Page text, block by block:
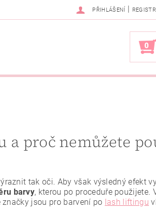
PŘIHLÁŠENÍ |
0
a proč nemůžete
tak oči. Aby však výsledný efekt
barvy, kterou po proceduře použijete.
jsou pro barvení po lash liftingu